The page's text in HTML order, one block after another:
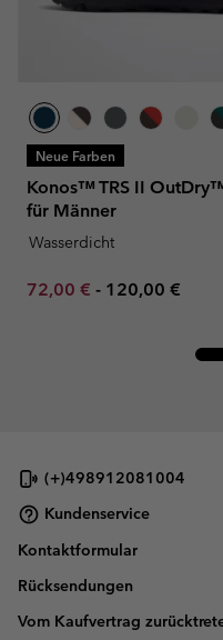
Neue Farben
Konos™ TRS II
für Männer
Wasserdicht
Minimum sale price:
72,00 € - Maximum
120,00 €
(+)498912081004
Kundenservice
Kontaktformular
Rücksendungen
Vom Kaufvertrag